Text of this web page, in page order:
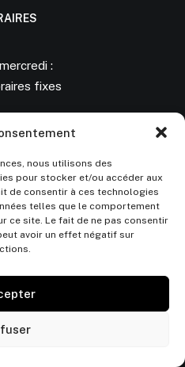
nous utilisons des
pour stocker et/ou accéder aux
de consentir à ces technologies
telles que le comportement
ce site. Le fait de ne pas consentir
avoir un effet négatif sur
:
fixes
14h30-19h
écoles
83 90